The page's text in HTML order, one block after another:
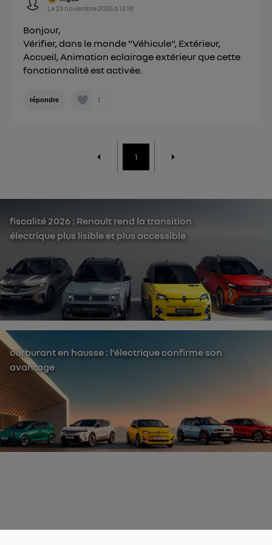
Le 23 novembre 2025à13:18
Bonjour,
Vérifier, dans le monde "Véhicule", Extérieur,
Accueil, Animation eclairage extérieur que cette
fonctionnalité est activée.
répondre 1
1
fiscalité 2026 : Renault rend la transition
électrique plus lisible et plus accessible
carburant en hausse : l’électrique confirme son
avantage